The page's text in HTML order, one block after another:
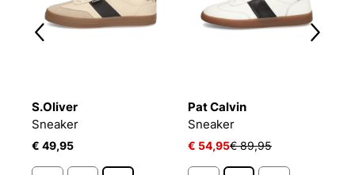
S.Oliver
Sneaker
€ 49,95
Pat Calvin
Sneaker
€ 54,95€ 89,95